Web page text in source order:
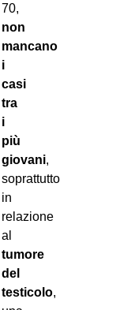
70,
non
mancano
i
casi
tra
i
più
giovani,
soprattutto
in
relazione
al
tumore
del
testicolo,